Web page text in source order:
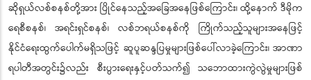
ဆိုရှယ်လစ်စနစ်တို့အား ပြိုင်နေသည့်အခြေအနေဖြစ်ကြောင်း၊ ထို့နောက် ဒီမိုက
ရေစီစနစ်၊ အရင်းရှင်စနစ်၊ လစ်ဘရယ်စနစ်ကို ကြိုက်သည့်သူများအနေဖြင့်
နိုင်ငံရေးထွက်ပေါက်မရှိသဖြင့် ဆူပူဆန္ဒပြမှုများဖြစ်ပေါ်လာခဲ့ကြောင်း၊ အာဏာ
ရပါတီအတွင်း၌လည်း စီးပွားရေးနှင့်ပတ်သက်၍ သဘောထားကွဲလွဲမှုများဖြစ်